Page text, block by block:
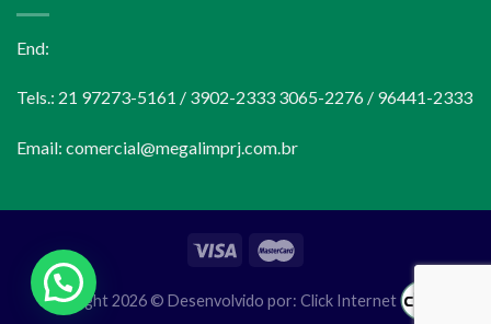
End:
Tels.: 21 97273-5161 / 3902-2333 3065-2276 / 96441-2333
Email: comercial@megalimprj.com.br
Copyright 2026 © Desenvolvido por: Click Internet